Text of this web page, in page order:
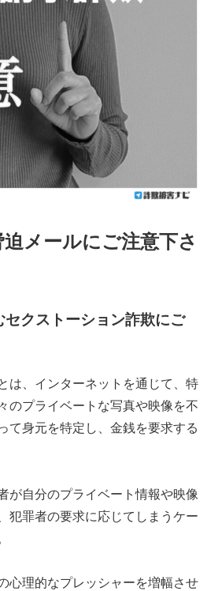
メールにご注意下さ
クストーション詐欺にご
は、インターネットを通じて、特
のプライベートな写真や映像を不
て身元を特定し、金銭を要求する
が自分のプライベート情報や映像
犯罪者の要求に応じてしまうケー
心理的なプレッシャーを増幅させ